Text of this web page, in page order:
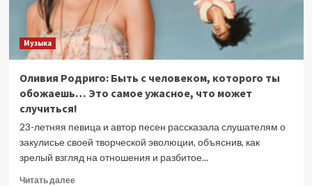
Музыка
Оливия Родриго: Быть ​​с человеком, которого ты
обожаешь… Это самое ужасное, что может
случиться!
23-летняя певица и автор песен рассказала слушателям о
закулисье своей творческой эволюции, объяснив, как
зрелый взгляд на отношения и разбитое...
Читать далееПрочитать